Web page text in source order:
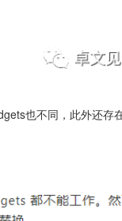
也不同，此外还存